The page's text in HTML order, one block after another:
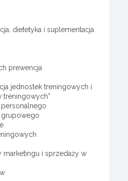
dietetyka i suplementacja
prewencja
jednostek treningowych i
treningowych”
grupowego
marketingu i sprzedaży w